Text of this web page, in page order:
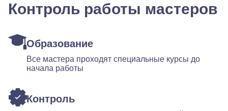
Контроль работы мастеров
Образование
Все мастера проходят специальные курсы до
начала работы
Контроль